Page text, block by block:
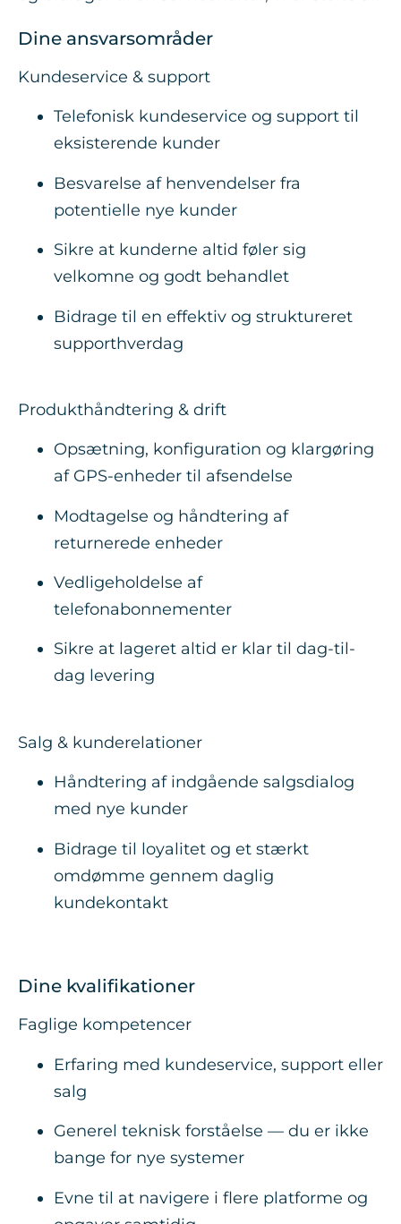
Dine ansvarsområder
Kundeservice & support
Telefonisk kundeservice og support til
eksisterende kunder
Besvarelse af henvendelser fra
potentielle nye kunder
Sikre at kunderne altid føler sig
velkomne og godt behandlet
Bidrage til en effektiv og struktureret
supporthverdag
Produkthåndtering & drift
Opsætning, konfiguration og klargøring
af GPS-enheder til afsendelse
Modtagelse og håndtering af
returnerede enheder
Vedligeholdelse af
telefonabonnementer
Sikre at lageret altid er klar til dag-til-
dag levering
Salg & kunderelationer
Håndtering af indgående salgsdialog
med nye kunder
Bidrage til loyalitet og et stærkt
omdømme gennem daglig
kundekontakt
Dine kvalifikationer
Faglige kompetencer
Erfaring med kundeservice, support eller
salg
Generel teknisk forståelse — du er ikke
bange for nye systemer
Evne til at navigere i flere platforme og